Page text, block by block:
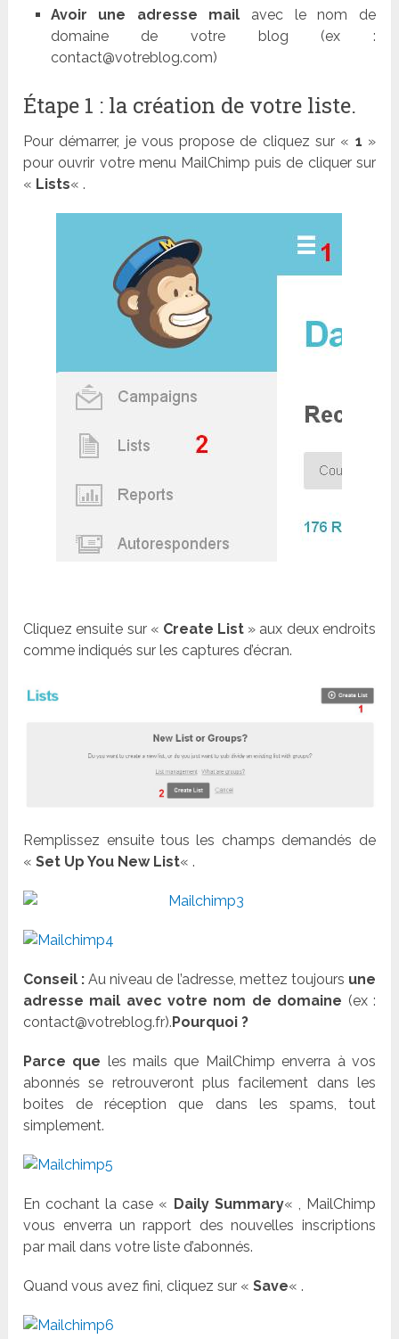
Avoir une adresse mail avec le nom de
domaine de votre blog (ex :
contact@votreblog.com)
Étape 1 : la création de votre liste.
Pour démarrer, je vous propose de cliquez sur « 1 »
pour ouvrir votre menu MailChimp puis de cliquer sur
« Lists« .
Cliquez ensuite sur « Create List » aux deux endroits
comme indiqués sur les captures d’écran.
Remplissez ensuite tous les champs demandés de
«Set Up You New List« .
Conseil : Au niveau de l’adresse, mettez toujours une
adresse mail avec votre nom de domaine (ex :
contact@votreblog.fr).Pourquoi ?
Parce que les mails que MailChimp enverra à vos
abonnés se retrouveront plus facilement dans les
boites de réception que dans les spams, tout
simplement.
En cochant la case « Daily Summary« , MailChimp
vous enverra un rapport des nouvelles inscriptions
par mail dans votre liste d’abonnés.
Quand vous avez fini, cliquez sur «Save« .